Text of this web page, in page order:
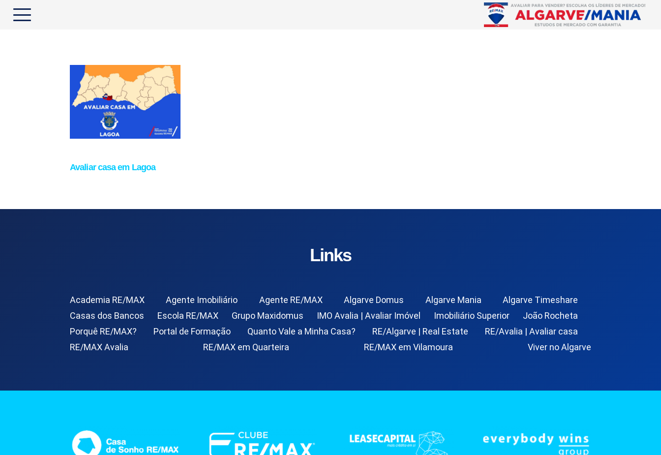
Avaliar casa em Lagoa
Links
Academia RE/MAX Agente Imobiliário Agente RE/MAX Algarve Domus Algarve Mania
Algarve Timeshare
Casas dos Bancos
Escola RE/MAX Grupo Maxidomus IMO Avalia | Avaliar Imóvel Imobiliário Superior
João Rocheta
Porquê RE/MAX?
Portal de Formação Quanto Vale a Minha Casa? RE/Algarve | Real Estate
RE/Avalia | Avaliar casa
RE/MAX Avalia
RE/MAX em Quarteira RE/MAX em Vilamoura Viver no Algarve